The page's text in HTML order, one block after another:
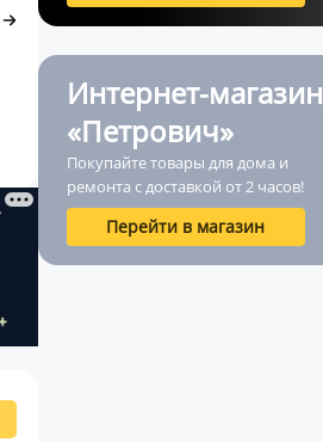
Интернет-магазин
«Петрович»
Покупайте товары для дома и
ремонта с доставкой от 2 часов!
Перейти в магазин